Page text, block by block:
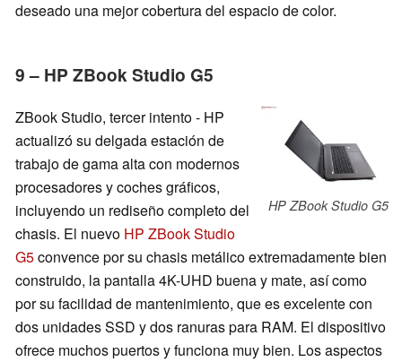
deseado una mejor cobertura del espacio de color.
9 – HP ZBook Studio G5
HP ZBook Studio G5
ZBook Studio, tercer intento - HP
actualizó su delgada estación de
trabajo de gama alta con modernos
procesadores y coches gráficos,
incluyendo un rediseño completo del
chasis. El nuevo HP ZBook Studio
G5convence por su chasis metálico extremadamente bien
construido, la pantalla 4K-UHD buena y mate, así como
por su facilidad de mantenimiento, que es excelente con
dos unidades SSD y dos ranuras para RAM. El dispositivo
ofrece muchos puertos y funciona muy bien. Los aspectos